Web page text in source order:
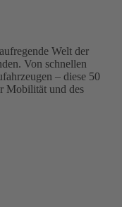
Welt der
Von schnellen
– diese 50
Mobilität und des